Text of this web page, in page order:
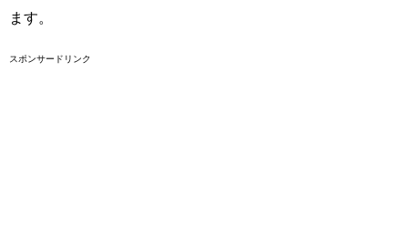
ます。
スポンサードリンク